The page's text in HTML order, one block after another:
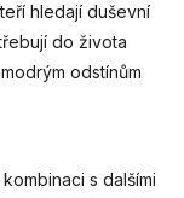
hledají duševní
do života
odstínům
s dalšími